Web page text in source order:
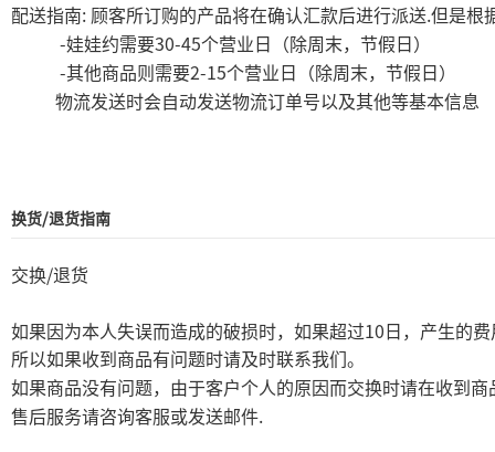
配送指南: 顾客所订购的产品将在确认汇款后进行派送.但是根
-娃娃约需要30-45个营业日（除周末，节假日）
-其他商品则需要2-15个营业日（除周末，节假日）
物流发送时会自动发送物流订单号以及其他等基本信息
换货/退货指南
交换/退货
如果因为本人失误而造成的破损时，如果超过10 日，产生的
所以如果收到商品有问题时请及时联系我们。
如果商品没有问题，由于客户个人的原因而交换时请在收到商
售后服务请咨询客服或发送邮件.